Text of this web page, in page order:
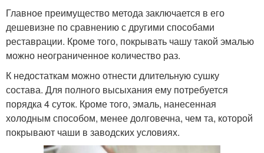
Главное преимущество метода заключается в его
дешевизне по сравнению с другими способами
реставрации. Кроме того, покрывать чашу такой эмалью
можно неограниченное количество раз.
К недостаткам можно отнести длительную сушку
состава. Для полного высыхания ему потребуется
порядка 4 суток. Кроме того, эмаль, нанесенная
холодным способом, менее долговечна, чем та, которой
покрывают чаши в заводских условиях.